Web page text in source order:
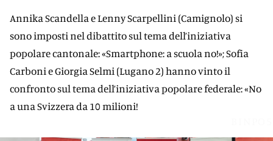
Annika Scandella e Lenny Scarpellini (Camignolo) si
sono imposti nel dibattito sul tema dell’iniziativa
popolare cantonale: «Smartphone: a scuola no!»; Sofia
Carboni e Giorgia Selmi (Lugano 2) hanno vinto il
confronto sul tema dell’iniziativa popolare federale: «No
a una Svizzera da 10 milioni!